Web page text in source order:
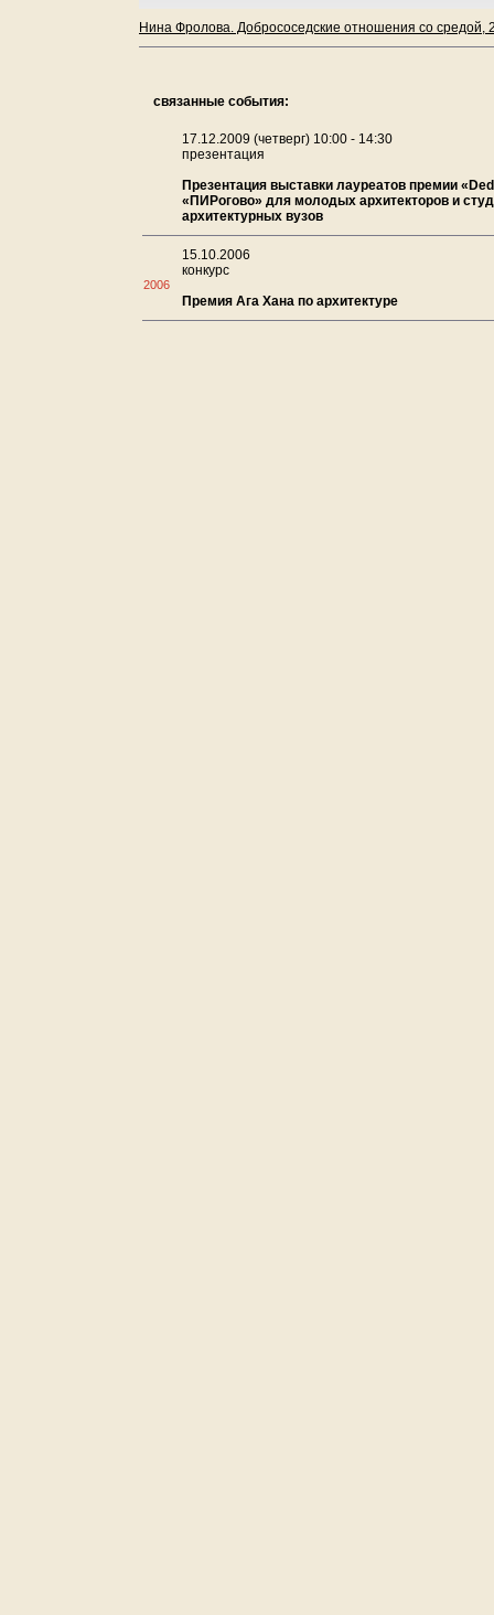
Нина Фролова. Добрососедские отношения со средой,
связанные события:
17.12.2009 (четверг) 10:00 - 14:30
презентация
Презентация выставки лауреатов премии
«ПИРогово» для молодых архитекторов и
архитектурных вузов
2006
15.10.2006
конкурс
Премия Ага Хана по архитектуре